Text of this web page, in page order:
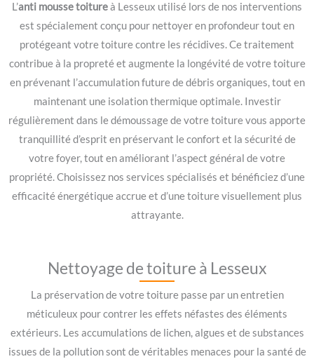
L’anti mousse toitureà Lesseux utilisé lors de nos interventions
est spécialement conçu pour nettoyer en profondeur tout en
protégeant votre toiture contre les récidives. Ce traitement
contribue à la propreté et augmente la longévité de votre toiture
en prévenant l’accumulation future de débris organiques, tout en
maintenant une isolation thermique optimale. Investir
régulièrement dans le démoussage de votre toiture vous apporte
tranquillité d’esprit en préservant le confort et la sécurité de
votre foyer, tout en améliorant l’aspect général de votre
propriété. Choisissez nos services spécialisés et bénéficiez d’une
efficacité énergétique accrue et d’une toiture visuellement plus
attrayante.
Nettoyage de toiture à Lesseux
La préservation de votre toiture passe par un entretien
méticuleux pour contrer les effets néfastes des éléments
extérieurs. Les accumulations de lichen, algues et de substances
issues de la pollution sont de véritables menaces pour la santé de